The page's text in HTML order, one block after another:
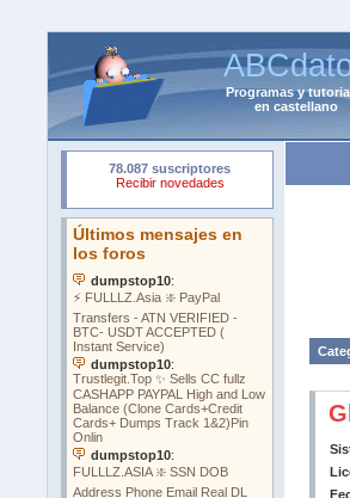
Programasy
en castellano